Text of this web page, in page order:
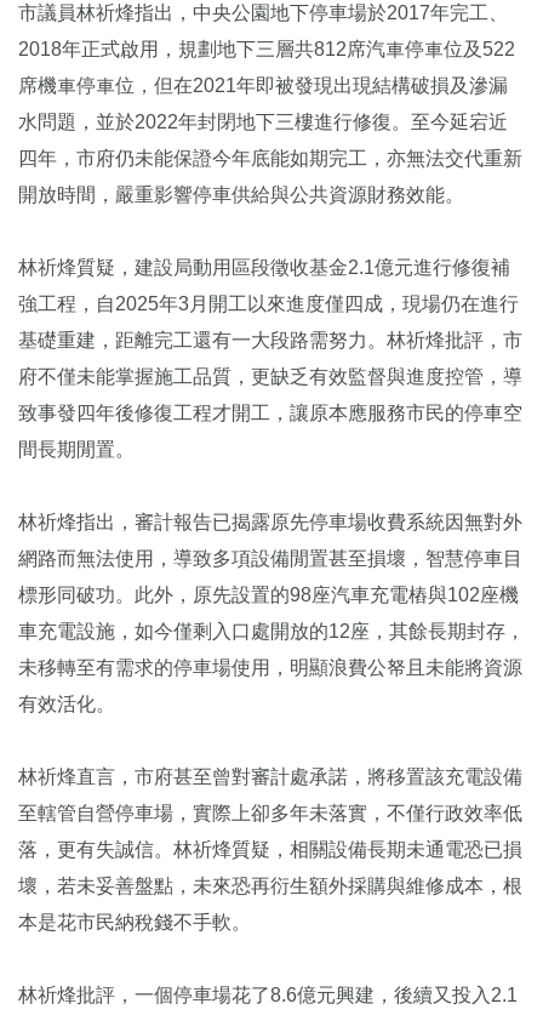
市議員林祈烽指出，中央公園地下停車場於2017年完工、
2018年正式啟用，規劃地下三層共812席汽車停車位及522
席機車停車位，但在2021年即被發現出現結構破損及滲漏
水問題，並於2022年封閉地下三樓進行修復。至今延宕近
四年，市府仍未能保證今年底能如期完工，亦無法交代重新
開放時間，嚴重影響停車供給與公共資源財務效能。
林祈烽質疑，建設局動用區段徵收基金2.1億元進行修復補
強工程，自2025年3月開工以來進度僅四成，現場仍在進行
基礎重建，距離完工還有一大段路需努力。林祈烽批評，市
府不僅未能掌握施工品質，更缺乏有效監督與進度控管，導
致事發四年後修復工程才開工，讓原本應服務市民的停車空
間長期閒置。
林祈烽指出，審計報告已揭露原先停車場收費系統因無對外
網路而無法使用，導致多項設備閒置甚至損壞，智慧停車目
標形同破功。此外，原先設置的98座汽車充電樁與102座機
車充電設施，如今僅剩入口處開放的12座，其餘長期封存，
未移轉至有需求的停車場使用，明顯浪費公帑且未能將資源
有效活化。
林祈烽直言，市府甚至曾對審計處承諾，將移置該充電設備
至轄管自營停車場，實際上卻多年未落實，不僅行政效率低
落，更有失誠信。林祈烽質疑，相關設備長期未通電恐已損
壞，若未妥善盤點，未來恐再衍生額外採購與維修成本，根
本是花市民納稅錢不手軟。
林祈烽批評，一個停車場花了8.6億元興建，後續又投入2.1